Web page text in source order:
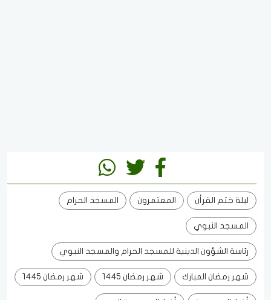
ليلة ختم القرأن المعتمرون المسجد الحرام
المسجد النبوي
رئاسة الشؤون الدينية للمسجد الحرام والمسجد النبوي
شهر رمضان المبارك شهر رمضان 1445 شهر رمضان 1445